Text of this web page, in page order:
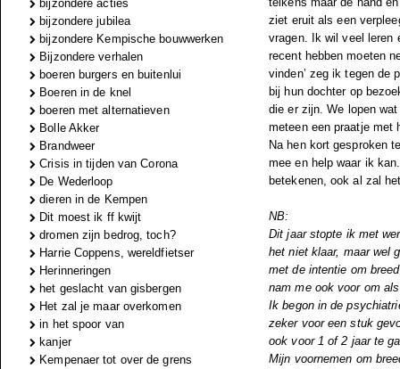
bijzondere acties
bijzondere jubilea
bijzondere Kempische bouwwerken
Bijzondere verhalen
boeren burgers en buitenlui
Boeren in de knel
boeren met alternatieven
Bolle Akker
Brandweer
Crisis in tijden van Corona
De Wederloop
dieren in de Kempen
Dit moest ik ff kwijt
dromen zijn bedrog, toch?
Harrie Coppens, wereldfietser
Herinneringen
het geslacht van gisbergen
Het zal je maar overkomen
in het spoor van
kanjer
Kempenaer tot over de grens
ziet eruit als een
vragen. Ik wil veel leren
recent hebben moeten
vinden’ zeg ik tegen de
bij hun dochter op
die er zijn. We lopen
meteen een praatje met
Na hen kort gesproken
mee en help waar ik
betekenen, ook al zal
NB:
Dit jaar stopte ik met
het niet klaar, maar wel
met de intentie om
nam me ook voor om
Ik begon in de
zeker voor een stuk
ook voor 1 of 2 jaar te
Mijn voornemen om